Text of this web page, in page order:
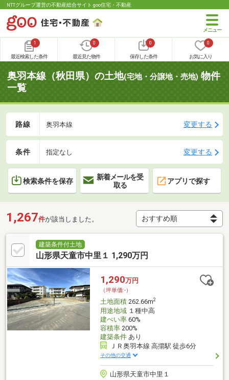
NTTグループ運営の不動産総合サイト goo住宅・不動産
1
最近検索した条件
0
最近見た物件
0
保存した条件
0
お気に入り
奥羽本線（秋田県）の土地(宅地・分譲地・売地) 物件
一覧
路線 奥羽本線 変更する
条件 指定なし 変更する
検索条件を保存
新着メールを受
取る
アプリで探す
1,267件が該当しました。
建築条件付土地
山形県天童市中里１ 1,290万円
1,290万円
（坪単価:-）
土地面積262.66m2
用途地域１種中高
建ぺい率60%
容積率200%
建築条件あり
ＪＲ奥羽本線 高擶駅 徒歩6分
その他の交通
山形県天童市中里１